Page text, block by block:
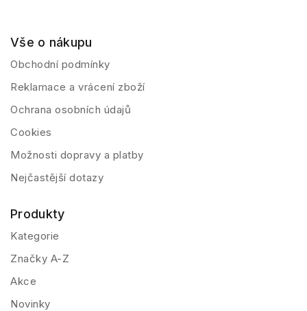
Vše o nákupu
Obchodní podmínky
Reklamace a vrácení zboží
Ochrana osobních údajů
Cookies
Možnosti dopravy a platby
Nejčastější dotazy
Produkty
Kategorie
Značky A-Z
Akce
Novinky